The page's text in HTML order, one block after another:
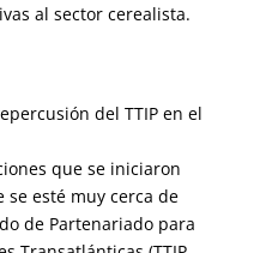
al sector cerealista.
del TTIP en el
que se iniciaron
se esté muy cerca de
de Partenariado para